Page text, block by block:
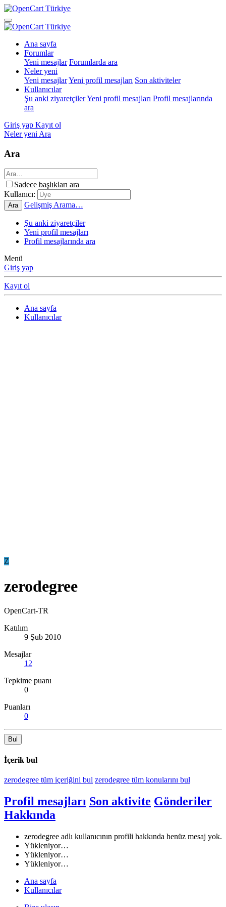
Ana sayfa
Forumlar
Yeni mesajlar Forumlarda ara
Neler yeni
Yeni mesajlarYeni profil mesajları Son aktiviteler
Kullanıcılar
Şu anki ziyaretçilerYeni profil mesajları Profil mesajlarında
ara
Giriş yap Kayıt ol
Neler yeni Ara
Ara
Sadece başlıkları ara
Kullanıcı:
Ara Gelişmiş Arama…
Şu anki ziyaretçiler
Yeni profil mesajları
Profil mesajlarında ara
Menü
Giriş yap
Kayıt ol
Ana sayfa
Kullanıcılar
Z
zerodegree
OpenCart-TR
Katılım
9 Şub 2010
Mesajlar
12
Tepkime puanı
0
Puanları
0
Bul
İçerik bul
zerodegree tüm içeriğini bul zerodegree tüm konularını bul
Profil mesajları Son aktivite Gönderiler
Hakkında
zerodegree adlı kullanıcının profili hakkında henüz mesaj yok.
Yükleniyor…
Yükleniyor…
Yükleniyor…
Ana sayfa
Kullanıcılar